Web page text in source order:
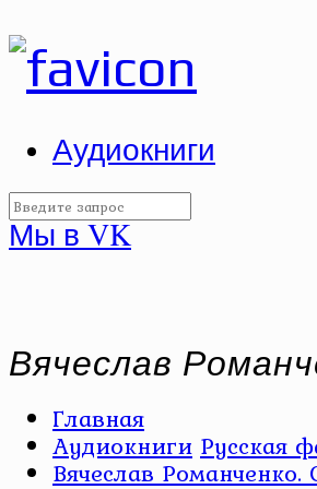
Аудиокниги
Мы в VK
Вячеслав
Главная
Аудиокниги Русская
Вячеслав Романченко.